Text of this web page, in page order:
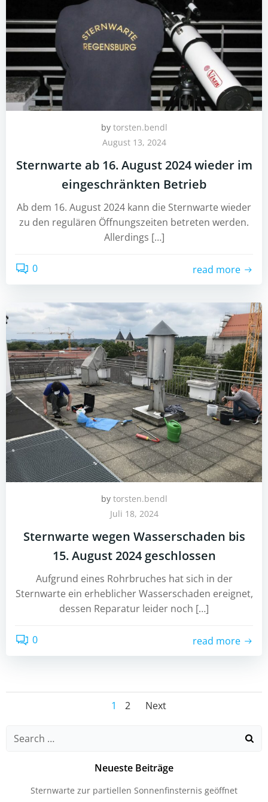
by torsten.bendl
August 13, 2024
Sternwarte ab 16. August 2024 wieder im
eingeschränkten Betrieb
Ab dem 16. August 2024 kann die Sternwarte wieder
zu den regulären Öffnungszeiten betreten werden.
Allerdings […]
0 read more
by torsten.bendl
Juli 18, 2024
Sternwarte wegen Wasserschaden bis
15. August 2024 geschlossen
Aufgrund eines Rohrbruches hat sich in der
Sternwarte ein erheblicher Wasserschaden ereignet,
dessen Reparatur leider noch […]
0 read more
Posts
Page
1 Page
2
Posts
navigation
Next
Search
Neueste Beiträge
Sternwarte zur partiellen Sonnenfinsternis geöffnet